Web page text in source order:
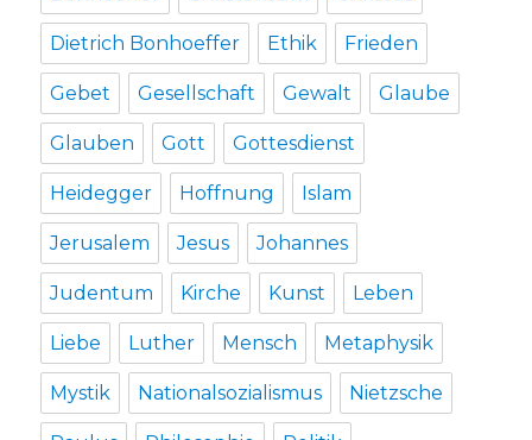
Dietrich Bonhoeffer Ethik Frieden
Gebet Gesellschaft Gewalt Glaube
Glauben Gott Gottesdienst
Heidegger Hoffnung Islam
Jerusalem Jesus Johannes
Judentum Kirche Kunst Leben
Liebe Luther Mensch Metaphysik
Mystik Nationalsozialismus Nietzsche